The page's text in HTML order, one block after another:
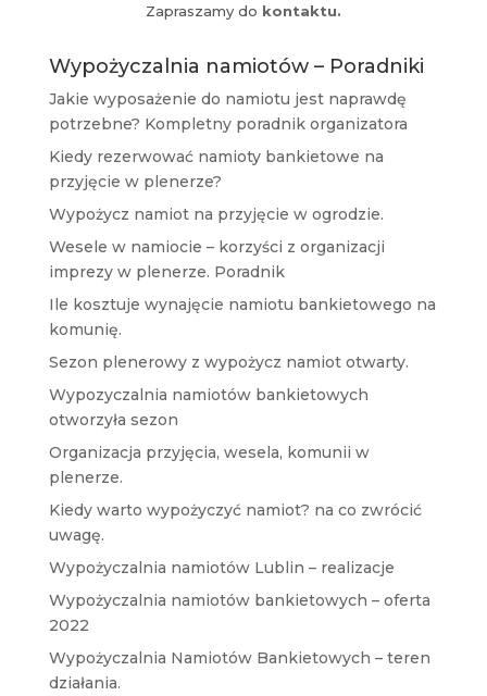
Zapraszamy do kontaktu.
Wypożyczalnia namiotów – Poradniki
Jakie wyposażenie do namiotu jest naprawdę
potrzebne? Kompletny poradnik organizatora
Kiedy rezerwować namioty bankietowe na
przyjęcie w plenerze?
Wypożycz namiot na przyjęcie w ogrodzie.
Wesele w namiocie – korzyści z organizacji
imprezy w plenerze. Poradnik
Ile kosztuje wynajęcie namiotu bankietowego na
komunię.
Sezon plenerowy z wypożycz namiot otwarty.
Wypozyczalnia namiotów bankietowych
otworzyła sezon
Organizacja przyjęcia, wesela, komunii w
plenerze.
Kiedy warto wypożyczyć namiot? na co zwrócić
uwagę.
Wypożyczalnia namiotów Lublin – realizacje
Wypożyczalnia namiotów bankietowych – oferta
2022
Wypożyczalnia Namiotów Bankietowych – teren
działania.